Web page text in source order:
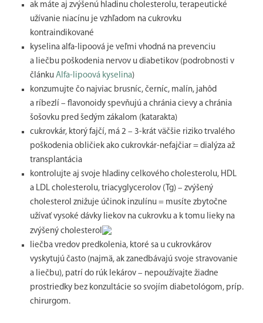
ak máte aj zvýšenú hladinu cholesterolu, terapeutické
užívanie niacínu je vzhľadom na cukrovku
kontraindikované
kyselina alfa-lipoová je veľmi vhodná na prevenciu
a liečbu poškodenia nervov u diabetikov (podrobnosti v
článku Alfa-lipoová kyselina)
konzumujte čo najviac brusníc, černíc, malín, jahôd
a ríbezlí – flavonoidy spevňujú a chránia cievy a chránia
šošovku pred šedým zákalom (katarakta)
cukrovkár, ktorý fajčí, má 2 – 3-krát väčšie riziko trvalého
poškodenia obličiek ako cukrovkár-nefajčiar = dialýza až
transplantácia
kontrolujte aj svoje hladiny celkového cholesterolu, HDL
a LDL cholesterolu, triacyglycerolov (Tg) – zvýšený
cholesterol znižuje účinok inzulínu = musíte zbytočne
užívať vysoké dávky liekov na cukrovku a k tomu lieky na
zvýšený cholesterol
liečba vredov predkolenia, ktoré sa u cukrovkárov
vyskytujú často (najmä, ak zanedbávajú svoje stravovanie
a liečbu), patrí do rúk lekárov – nepoužívajte žiadne
prostriedky bez konzultácie so svojím diabetológom, príp.
chirurgom.